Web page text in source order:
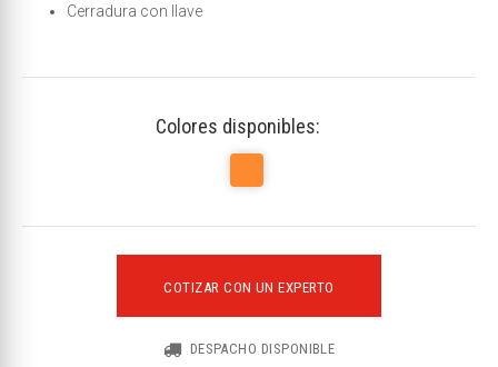
Cerradura con llave
Colores disponibles:
COTIZAR CON UN EXPERTO
DESPACHO DISPONIBLE